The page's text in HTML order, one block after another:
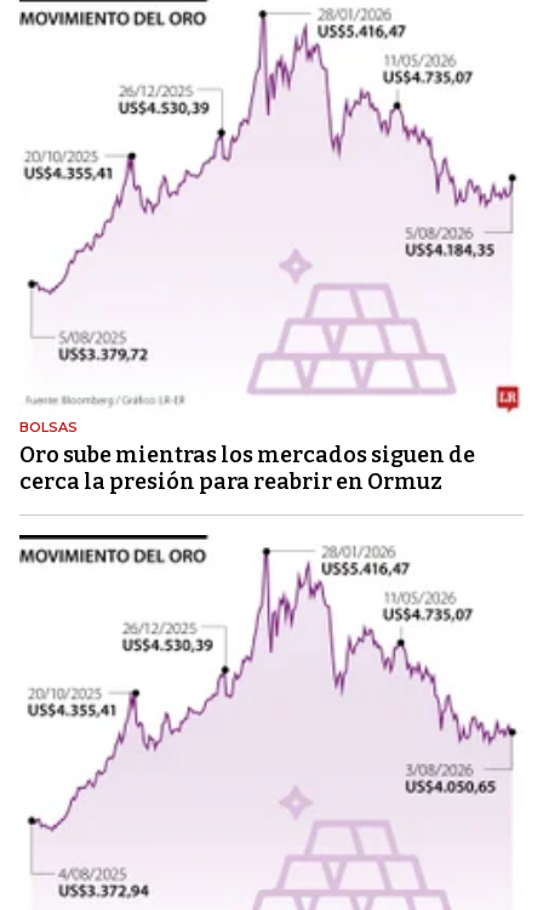
BOLSAS
Oro sube mientras los mercados siguen de
cerca la presión para reabrir en Ormuz